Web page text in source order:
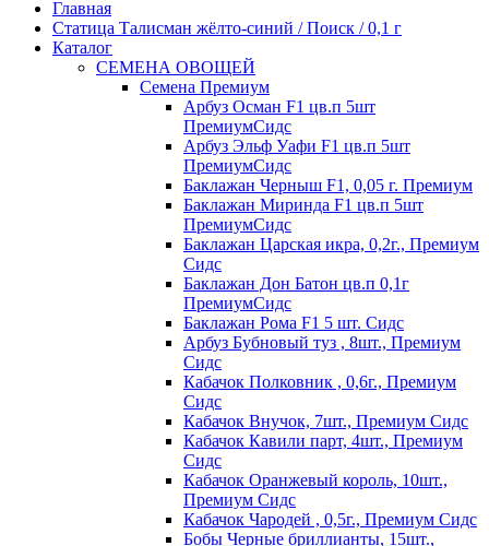
Главная
Статица Талисман жёлто-синий / Поиск / 0,1 г
Каталог
СЕМЕНА ОВОЩЕЙ
Семена Премиум
Арбуз Осман F1 цв.п 5шт
ПремиумСидс
Арбуз Эльф Уафи F1 цв.п 5шт
ПремиумСидс
Баклажан Черныш F1, 0,05 г. Премиум
Баклажан Миринда F1 цв.п 5шт
ПремиумСидс
Баклажан Царская икра, 0,2г., Премиум
Сидс
Баклажан Дон Батон цв.п 0,1г
ПремиумСидс
Баклажан Рома F1 5 шт. Сидс
Арбуз Бубновый туз , 8шт., Премиум
Сидс
Кабачок Полковник , 0,6г., Премиум
Сидс
Кабачок Внучок, 7шт., Премиум Сидс
Кабачок Кавили парт, 4шт., Премиум
Сидс
Кабачок Оранжевый король, 10шт.,
Премиум Сидс
Кабачок Чародей , 0,5г., Премиум Сидс
Бобы Черные бриллианты, 15шт.,